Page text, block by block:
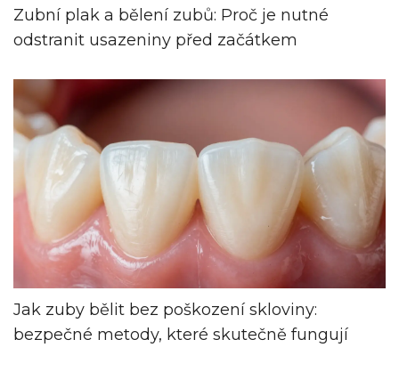
Zubní plak a bělení zubů: Proč je nutné
odstranit usazeniny před začátkem
Jak zuby bělit bez poškození skloviny:
bezpečné metody, které skutečně fungují